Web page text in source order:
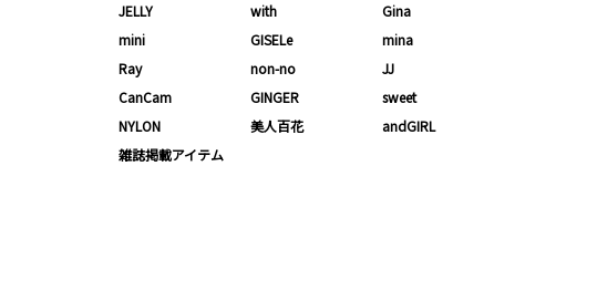
JELLY
with
Gina
mini
GISELe
mina
Ray
non-no
JJ
CanCam
GINGER
sweet
NYLON
美人百花
andGIRL
雑誌掲載アイテム